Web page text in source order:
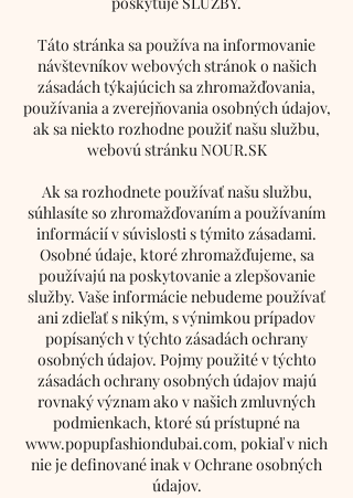
Táto stránka sa používa na informovanie
návštevníkov webových stránok o našich
zásadách týkajúcich sa zhromažďovania,
používania a zverejňovania osobných údajov,
ak sa niekto rozhodne použiť našu službu,
webovú stránku NOUR.SK
Ak sa rozhodnete používať našu službu,
súhlasíte so zhromažďovaním a používaním
informácií v súvislosti s týmito zásadami.
Osobné údaje, ktoré zhromažďujeme, sa
používajú na poskytovanie a zlepšovanie
služby. Vaše informácie nebudeme používať
ani zdieľať s nikým, s výnimkou prípadov
popísaných v týchto zásadách ochrany
osobných údajov. Pojmy použité v týchto
zásadách ochrany osobných údajov majú
rovnaký význam ako v našich zmluvných
podmienkach, ktoré sú prístupné na
www.popupfashiondubai.com, pokiaľ v nich
nie je definované inak v Ochrane osobných
údajov.